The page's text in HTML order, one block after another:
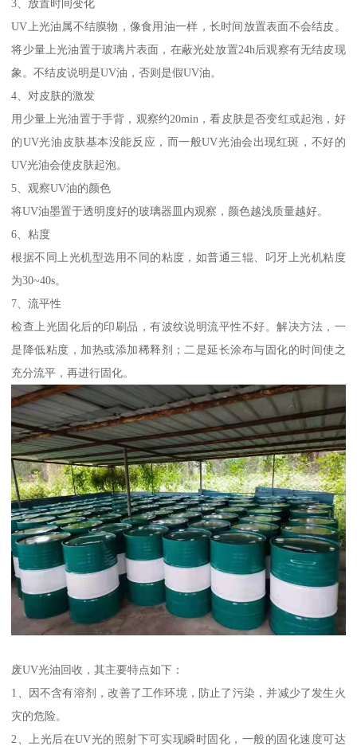
3、放置时间变化
UV上光油属不结膜物，像食用油一样，长时间放置表面不会结皮。
将少量上光油置于玻璃片表面，在蔽光处放置24h后观察有无结皮现
象。不结皮说明是UV油，否则是假UV油。
4、对皮肤的激发
用少量上光油置于手背，观察约20min，看皮肤是否变红或起泡，好
的UV光油皮肤基本没能反应，而一般UV光油会出现红斑，不好的
UV光油会使皮肤起泡。
5、观察UV油的颜色
将UV油墨置于透明度好的玻璃器皿内观察，颜色越浅质量越好。
6、粘度
根据不同上光机型选用不同的粘度，如普通三辊、叼牙上光机粘度
为30~40s。
7、流平性
检查上光固化后的印刷品，有波纹说明流平性不好。解决方法，一
是降低粘度，加热或添加稀释剂；二是延长涂布与固化的时间使之
充分流平，再进行固化。
废UV光油回收，其主要特点如下：
1、因不含有溶剂，改善了工作环境，防止了污染，并减少了发生火
灾的危险。
2、上光后在UV光的照射下可实现瞬时固化，一般的固化速度可达